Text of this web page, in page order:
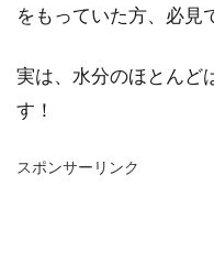
をもっていた方、必見
実は、水分のほとんど
す！
スポンサーリンク